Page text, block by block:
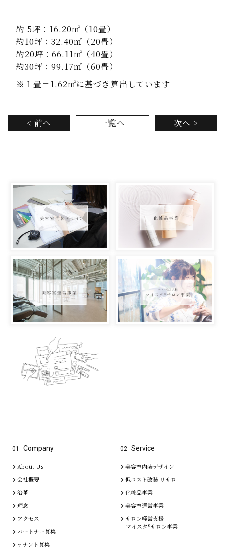
約 5坪：16.20㎡（10畳）
約10坪：32.40㎡（20畳）
約20坪：66.11㎡（40畳）
約30坪：99.17㎡（60畳）
※１畳＝1.62㎡に基づき算出しています
< 前へ 一覧へ 次へ >
01 Company
About Us
会社概要
沿革
理念
アクセス
パートナー募集
テナント募集
02 Service
美容室内装デザイン
低コスト改装 リサロ
化粧品事業
美容室運営事業
サロン経営支援
マイスタ®サロン事業